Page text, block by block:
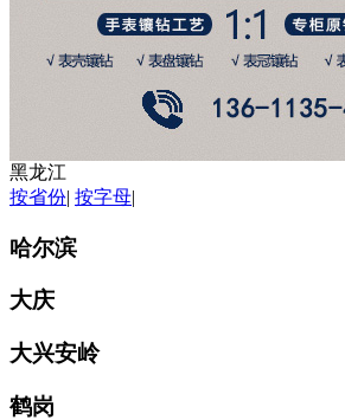
黑龙江
按省份| 按字母|
哈尔滨
大庆
大兴安岭
鹤岗